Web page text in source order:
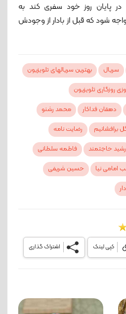
در پایان روز خود سفری کند به
شود که قبل از بادار از وجودش
سریال
بهترین سریالهای تلویزیون
روزگاری تلویزیون
دهقان فداکار
محمد رشنو
برافشانیم
رضایت نامه
رشید حاجتمند
فاطمه سلطانی
امامی نیا
حسین شریفی
اشتراک گذاری کپی لینک